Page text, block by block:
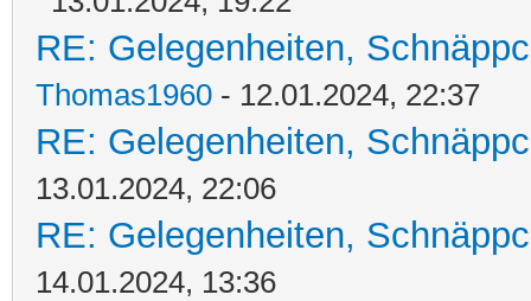
RE: Gelegenheiten,
Thomas1960 - 12.01.2024, 22:37
RE: Gelegenheiten,
13.01.2024, 22:06
RE: Gelegenheiten,
14.01.2024, 13:36